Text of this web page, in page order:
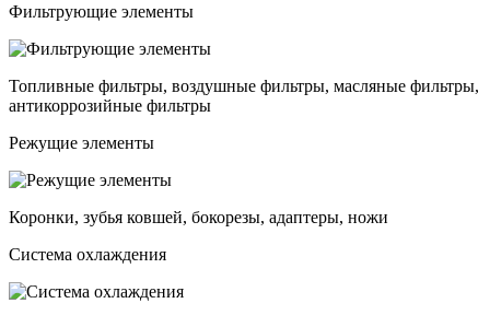
Фильтрующие элементы
Топливные фильтры, воздушные фильтры, масляные фильтры,
антикоррозийные фильтры
Режущие элементы
Коронки, зубья ковшей, бокорезы, адаптеры, ножи
Система охлаждения